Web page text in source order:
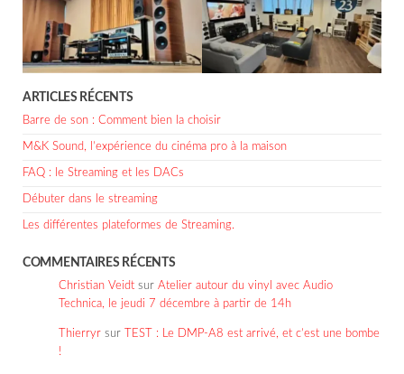
ARTICLES RÉCENTS
Barre de son : Comment bien la choisir
M&K Sound, l’expérience du cinéma pro à la maison
FAQ : le Streaming et les DACs
Débuter dans le streaming
Les différentes plateformes de Streaming.
COMMENTAIRES RÉCENTS
Christian Veidt sur Atelier autour du vinyl avec Audio
Technica, le jeudi 7 décembre à partir de 14h
Thierryr sur
TEST : Le DMP-A8 est arrivé, et c’est une bombe
!